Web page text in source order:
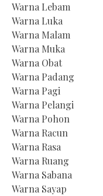
Warna Lebam
Warna Luka
Warna Malam
Warna Muka
Warna Obat
Warna Padang
Warna Pagi
Warna Pelangi
Warna Pohon
Warna Racun
Warna Rasa
Warna Ruang
Warna Sabana
Warna Sayap